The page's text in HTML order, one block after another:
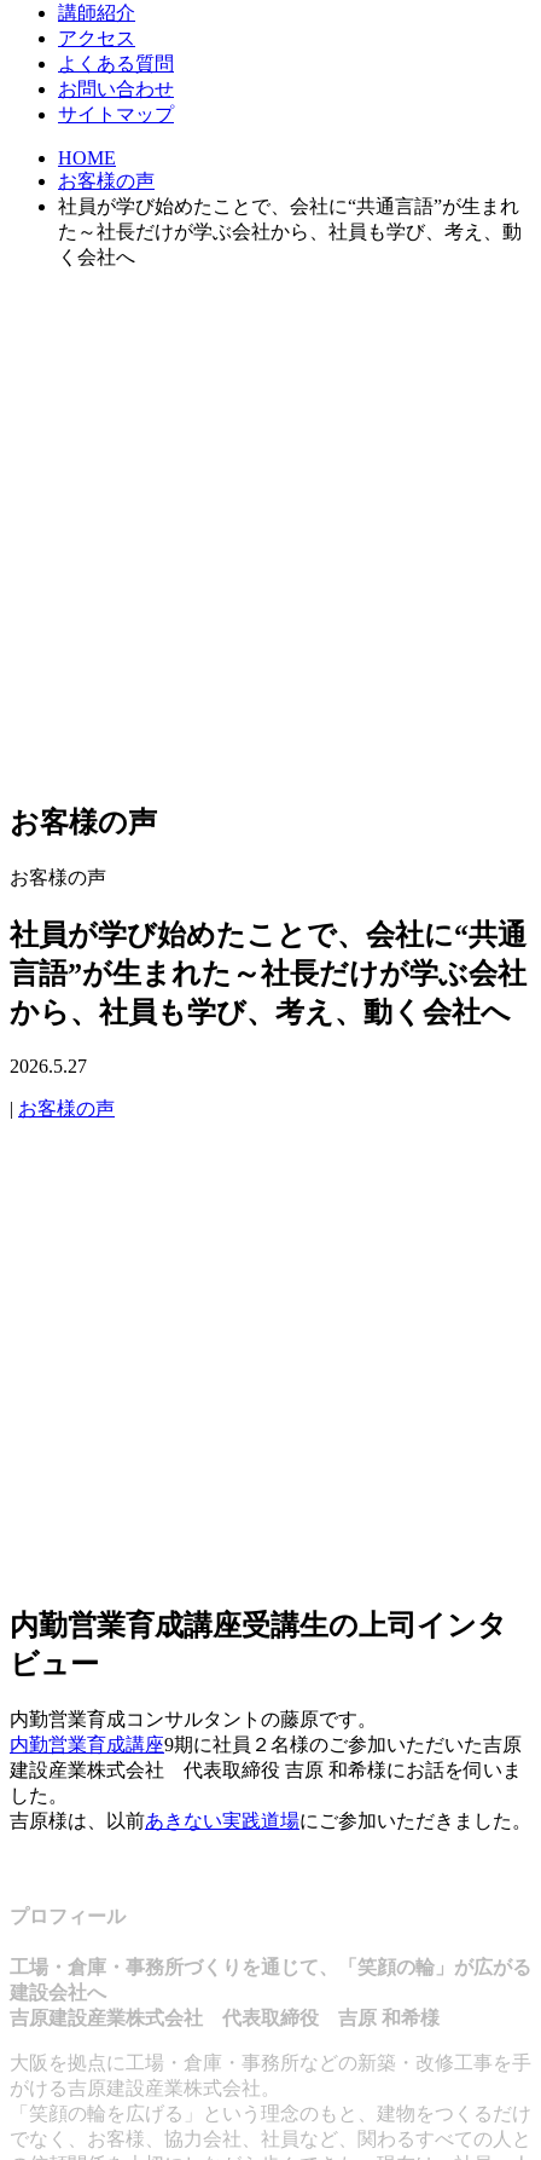
講師紹介
アクセス
よくある質問
お問い合わせ
サイトマップ
HOME
お客様の声
社員が学び始めたことで、会社に“共通言語”が生まれ
た～社長だけが学ぶ会社から、社員も学び、考え、動
く会社へ
お客様の声
お客様の声
社員が学び始めたことで、会社に“共通
言語”が生まれた～社長だけが学ぶ会社
から、社員も学び、考え、動く会社へ
2026.5.27
| お客様の声
内勤営業育成講座受講生の上司インタ
ビュー
内勤営業育成コンサルタントの藤原です。
内勤営業育成講座9期に社員２名様のご参加いただいた吉原
建設産業株式会社 代表取締役 吉原 和希様にお話を伺いま
した。
吉原様は、以前あきない実践道場にご参加いただきました。
プロフィール
工場・倉庫・事務所づくりを通じて、「笑顔の輪」が広がる
建設会社へ
吉原建設産業株式会社 代表取締役 吉原 和希様
大阪を拠点に工場・倉庫・事務所などの新築・改修工事を手
がける吉原建設産業株式会社。
「笑顔の輪を広げる」という理念のもと、建物をつくるだけ
でなく、お客様、協力会社、社員など、関わるすべての人と